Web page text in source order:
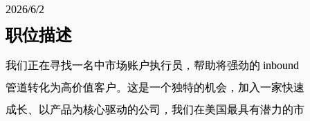
2026/6/2
职位描述
我们正在寻找一名中市场账户执行员，帮助将强劲的 inbound
管道转化为高价值客户。这是一个独特的机会，加入一家快速
成长、以产品为核心驱动的公司，我们在美国最具有潜力的市